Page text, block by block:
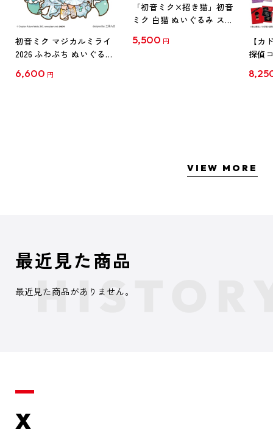
初音ミク マジカルミライ
2026 ふわぷち ぬいぐるみ
6,600 円
「初音ミク×招き猫」初音
ミク 白猫 ぬいぐるみ スタ
5,500 円
【カ
探偵
クリ
VIEW MORE
最近見た商品
最近見た商品がありません。
X